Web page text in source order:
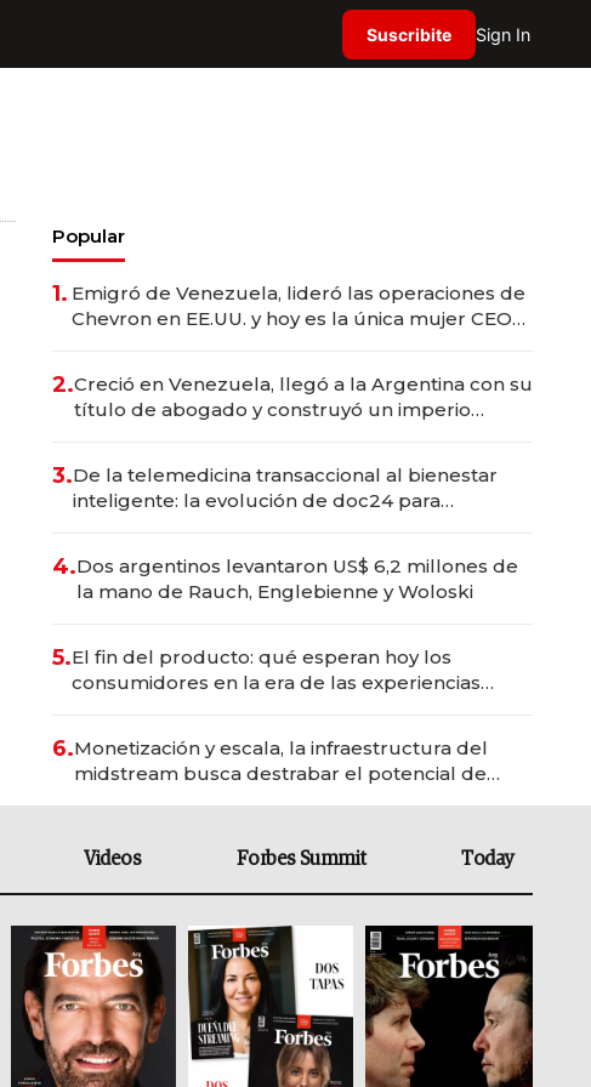
Suscribite Sign In
Popular
1. Emigró de Venezuela, lideró las operaciones de
Chevron en EE.UU. y hoy es la única mujer CEO
2.Creció en Venezuela, llegó a la Argentina con su
título de abogado y construyó un imperio
3.De la telemedicina transaccional al bienestar
inteligente: la evolución de doc24 para
4.Dos argentinos levantaron US$ 6,2 millones de
la mano de Rauch, Englebienne y Woloski
5.El fin del producto: qué esperan hoy los
consumidores en la era de las experiencias
6.Monetización y escala, la infraestructura del
midstream busca destrabar el potencial de
Videos Forbes Summit Today